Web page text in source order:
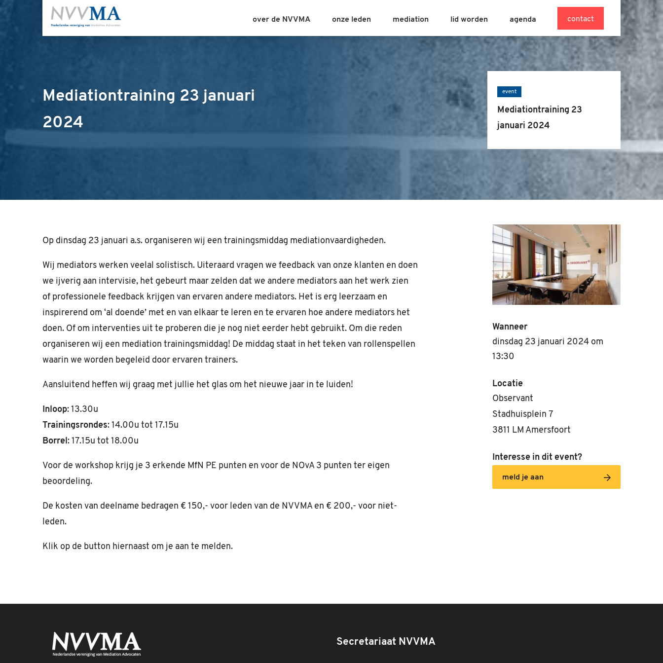
over de NVVMA onze leden mediation lid worden agenda contact
Mediationtraining 23 januari
2024
event
Mediationtraining 23
januari 2024
Op dinsdag 23 januari a.s. organiseren wij een trainingsmiddag mediationvaardigheden.
Wij mediators werken veelal solistisch. Uiteraard vragen we feedback van onze klanten en doen
we ijverig aan intervisie, het gebeurt maar zelden dat we andere mediators aan het werk zien
of professionele feedback krijgen van ervaren andere mediators. Het is erg leerzaam en
inspirerend om ‘al doende’ met en van elkaar te leren en te ervaren hoe andere mediators het
doen. Of om interventies uit te proberen die je nog niet eerder hebt gebruikt. Om die reden
organiseren wij een mediation trainingsmiddag! De middag staat in het teken van rollenspellen
waarin we worden begeleid door ervaren trainers.
Aansluitend heffen wij graag met jullie het glas om het nieuwe jaar in te luiden!
Inloop: 13.30u
Trainingsrondes: 14.00u tot 17.15u
Borrel: 17.15u tot 18.00u
Voor de workshop krijg je 3 erkende MfN PE punten en voor de NOvA 3 punten ter eigen
beoordeling.
De kosten van deelname bedragen € 150,- voor leden van de NVVMA en € 200,- voor niet-
leden.
Klik op de button hiernaast om je aan te melden.
Wanneer
dinsdag 23 januari 2024 om
13:30
Locatie
Observant
Stadhuisplein 7
3811 LM Amersfoort
Interesse in dit event?
meld je aan
Secretariaat NVVMA